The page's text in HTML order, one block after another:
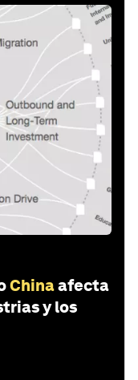
Chinaafecta
y los